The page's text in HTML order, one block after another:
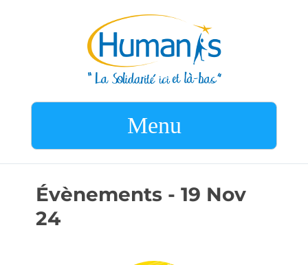
Menu
Évènements - 19 Nov
24